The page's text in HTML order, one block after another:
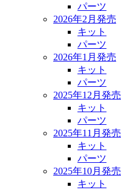
パーツ
2026年2月発売
キット
パーツ
2026年1月発売
キット
パーツ
2025年12月発売
キット
パーツ
2025年11月発売
キット
パーツ
2025年10月発売
キット